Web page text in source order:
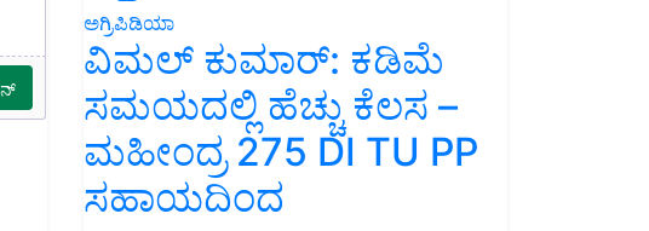
ಅಗ್ರಿಪಿಡಿಯಾ
ವಿಮಲ್ ಕುಮಾರ್: ಕಡಿಮೆ
ಸಮಯದಲ್ಲಿ ಹೆಚ್ಚು ಕೆಲಸ –
ಮಹೀಂದ್ರ 275 DI TU PP
ಸಹಾಯದಿಂದ